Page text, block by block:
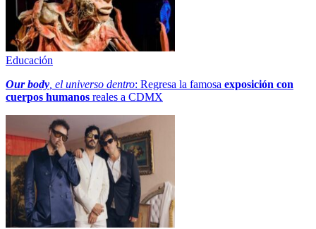
Educación
Our body , el universo dentro: Regresa la famosa exposición con
cuerpos humanos reales a CDMX